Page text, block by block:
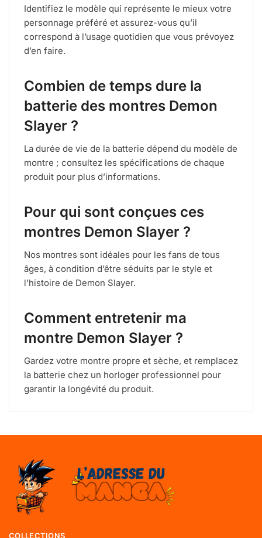
Identifiez le modèle qui représente le mieux votre
personnage préféré et assurez-vous qu’il
correspond à l’usage quotidien que vous prévoyez
d’en faire.
Combien de temps dure la
batterie des montres Demon
Slayer ?
La durée de vie de la batterie dépend du modèle de
montre ; consultez les spécifications de chaque
produit pour plus d’informations.
Pour qui sont conçues ces
montres Demon Slayer ?
Nos montres sont idéales pour les fans de tous
âges, à condition d’être séduits par le style et
l’histoire de Demon Slayer.
Comment entretenir ma
montre Demon Slayer ?
Gardez votre montre propre et sèche, et remplacez
la batterie chez un horloger professionnel pour
garantir la longévité du produit.
COLLECTIONS